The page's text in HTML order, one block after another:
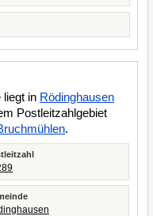
liegt in Rödinghausen
Postleitzahlgebiet
.